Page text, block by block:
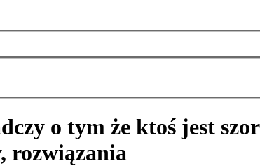
o tym że ktoś jest
rozwiązania